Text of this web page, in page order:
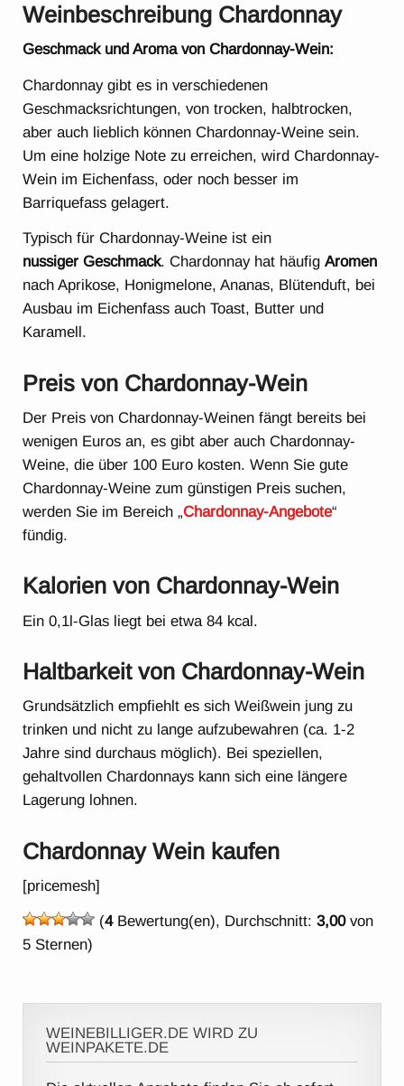
Weinbeschreibung Chardonnay
Geschmack und Aroma von Chardonnay-Wein:
Chardonnay gibt es in verschiedenen
Geschmacksrichtungen, von trocken, halbtrocken,
aber auch lieblich können Chardonnay-Weine sein.
Um eine holzige Note zu erreichen, wird Chardonnay-
Wein im Eichenfass, oder noch besser im
Barriquefass gelagert.
Typisch für Chardonnay-Weine ist ein
nussiger Geschmack. Chardonnay hat häufigAromen
nach Aprikose, Honigmelone, Ananas, Blütenduft, bei
Ausbau im Eichenfass auch Toast, Butter und
Karamell.
Preis von Chardonnay-Wein
Der Preis von Chardonnay-Weinen fängt bereits bei
wenigen Euros an, es gibt aber auch Chardonnay-
Weine, die über 100 Euro kosten. Wenn Sie gute
Chardonnay-Weine zum günstigen Preis suchen,
werden Sie im Bereich „Chardonnay-Angebote“
fündig.
Kalorien von Chardonnay-Wein
Ein 0,1l-Glas liegt bei etwa 84 kcal.
Haltbarkeit von Chardonnay-Wein
Grundsätzlich empfiehlt es sich Weißwein jung zu
trinken und nicht zu lange aufzubewahren (ca. 1-2
Jahre sind durchaus möglich). Bei speziellen,
gehaltvollen Chardonnays kann sich eine längere
Lagerung lohnen.
Chardonnay Wein kaufen
[pricemesh]
(4Bewertung(en), Durchschnitt:3,00von
5 Sternen)
WEINEBILLIGER.DE WIRD ZU
WEINPAKETE.DE